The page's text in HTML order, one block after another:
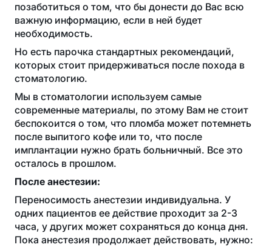
позаботиться о том, что бы донести до Вас всю
важную информацию, если в ней будет
необходимость.
Но есть парочка стандартных рекомендаций,
которых стоит придерживаться после похода в
стоматологию.
Мы в стоматологии используем самые
современные материалы, по этому Вам не стоит
беспокоится о том, что пломба может потемнеть
после выпитого кофе или то, что после
имплантации нужно брать больничный. Все это
осталось в прошлом.
После анестезии:
Переносимость анестезии индивидуальна. У
одних пациентов ее действие проходит за 2-3
часа, у других может сохраняться до конца дня.
Пока анестезия продолжает действовать, нужно: